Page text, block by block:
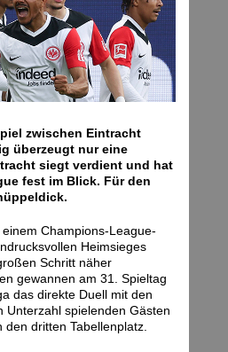
zwischen Eintracht
überzeugt nur eine
siegt verdient und hat
fest im Blick. Für den
Champions-League-
Heimsieges
Schritt näher
gewannen am 31. Spieltag
das direkte Duell mit den
Unterzahl spielenden Gästen
dritten Tabellenplatz.